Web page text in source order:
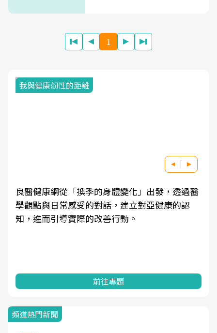
1
我與健康韌性的距離
良醫健康網從「換季的身體變化」出發，透過醫
學觀點與日常感受的對話，建立對亞健康的認
知，進而引導實際的改善行動。
前往專題
頻道熱門新聞